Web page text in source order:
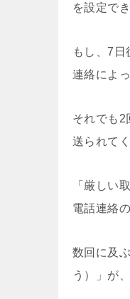
を設定で
もし、7
連絡によ
それでも2
送られて
「厳しい
電話連絡
数回に及
う）」が